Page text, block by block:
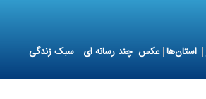
استان‌ها عکس چند رسانه ای سبک زندگی